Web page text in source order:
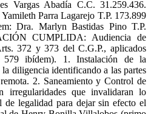
Vargas Abadía C.C. 31.259.436.
Parra Lagarejo T.P. 173.899
Dra. Marlyn Bastidas Pino T.P.
CUMPLIDA: Audiencia de
372 y 373 del C.G.P., aplicados
ibídem). 1. Instalación de la
diligencia identificando a las partes
2. Saneamiento y Control de
irregularidades que invalidaran lo
de legalidad para dejar sin efecto el